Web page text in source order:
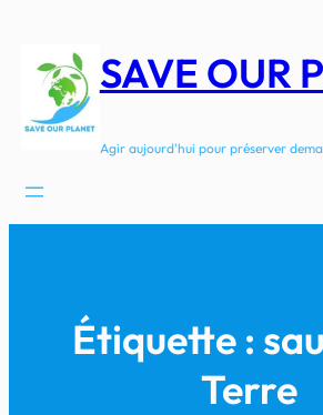
contenu
SAVE OUR
Agir aujourd'hui pour préserver
Étiquette :
Terre